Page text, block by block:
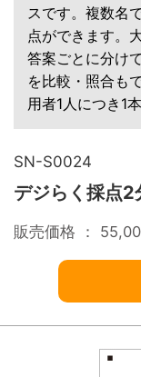
スです。複数名
点ができます。
答案ごとに分け
を比較・照合も
用者1人につき1
SN-S0024
デジらく採点
販売価格 ：